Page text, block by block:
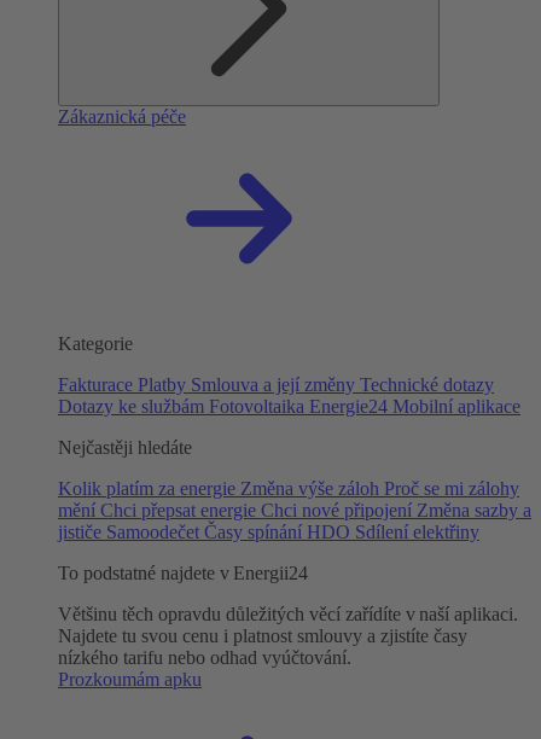
Zákaznická péče
Kategorie
Fakturace Platby Smlouva a její změny Technické dotazy
Dotazy ke službám Fotovoltaika Energie24 Mobilní aplikace
Nejčastěji hledáte
Kolik platím za energie Změna výše záloh Proč se mi zálohy
mění Chci přepsat energie Chci nové připojení Změna sazby a
jističe Samoodečet Časy spínání HDO Sdílení elektřiny
To podstatné najdete v Energii24
Většinu těch opravdu důležitých věcí zařídíte v naší aplikaci.
Najdete tu svou cenu i platnost smlouvy a zjistíte časy
nízkého tarifu nebo odhad vyúčtování.
Prozkoumám apku